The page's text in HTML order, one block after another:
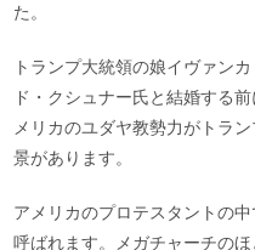
た。
トランプ大統領の娘イヴァン
ド・クシュナー氏と結婚する
メリカのユダヤ教勢力がトラ
景があります。
アメリカのプロテスタントの
呼ばれます。メガチャーチの